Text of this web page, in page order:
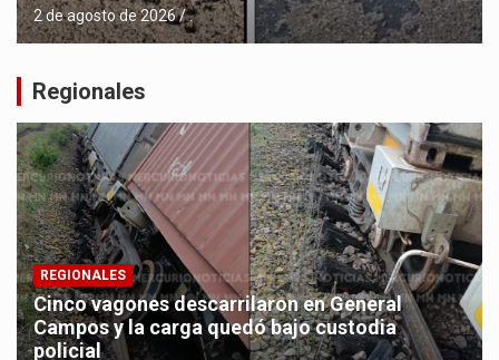
2 de agosto de 2026 .
Regionales
REGIONALES
Cinco vagones descarrilaron en General
Campos y la carga quedó bajo custodia
policial